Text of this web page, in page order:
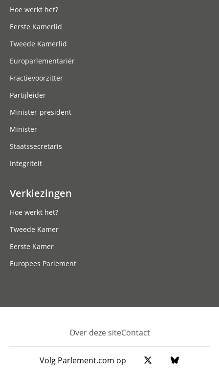
Hoe werkt het?
Eerste Kamerlid
Tweede Kamerlid
Europarlementariër
Fractievoorzitter
Partijleider
Minister-president
Minister
Staatssecretaris
Integriteit
Verkiezingen
Hoe werkt het?
Tweede Kamer
Eerste Kamer
Europees Parlement
Footer
Over deze siteContact
Volg Parlement.com op